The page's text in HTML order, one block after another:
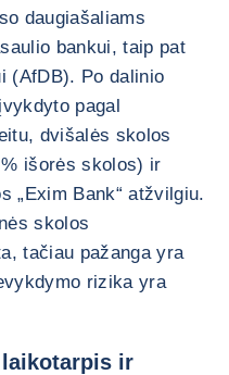
daugiašaliams
bankui, taip pat
(AfDB). Po dalinio
pagal
dvišalės skolos
išorės skolos) ir
„Exim Bank“ atžvilgiu.
skolos
tačiau pažanga yra
rizika yra
ir